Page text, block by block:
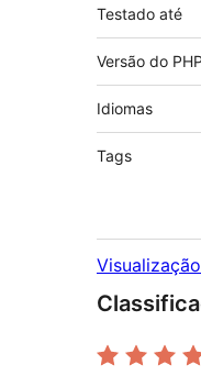
Testado até
Versão do PHP
Idiomas
Tags